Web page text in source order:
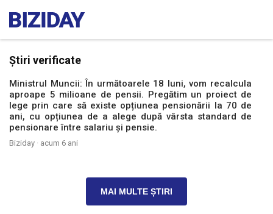
Știri verificate
Ministrul Muncii: În următoarele 18 luni, vom recalcula
aproape 5 milioane de pensii. Pregătim un proiect de
lege prin care să existe opțiunea pensionării la 70 de
ani, cu opțiunea de a alege după vârsta standard de
pensionare între salariu și pensie.
Biziday · acum 6 ani
MAI MULTE ȘTIRI